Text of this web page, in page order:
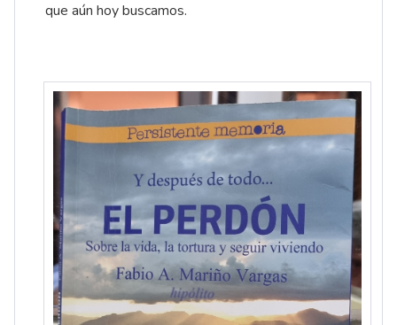
que aún hoy buscamos.